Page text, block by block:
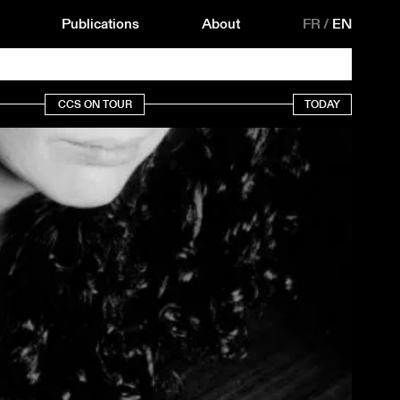
Publications About FR/ EN
CCS ON TOUR TODAY